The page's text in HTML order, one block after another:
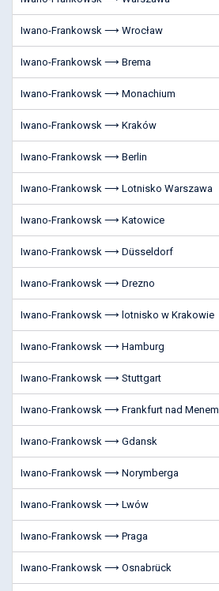
Iwano-Frankowsk ⟶ Wrocław
Iwano-Frankowsk ⟶ Brema
Iwano-Frankowsk ⟶ Monachium
Iwano-Frankowsk ⟶ Kraków
Iwano-Frankowsk ⟶ Berlin
Iwano-Frankowsk ⟶ Lotnisko Warszawa
Iwano-Frankowsk ⟶ Katowice
Iwano-Frankowsk ⟶ Düsseldorf
Iwano-Frankowsk ⟶ Drezno
Iwano-Frankowsk ⟶ lotnisko w Krakowie
Iwano-Frankowsk ⟶ Hamburg
Iwano-Frankowsk ⟶ Stuttgart
Iwano-Frankowsk ⟶ Frankfurt nad Menem
Iwano-Frankowsk ⟶ Gdansk
Iwano-Frankowsk ⟶ Norymberga
Iwano-Frankowsk ⟶ Lwów
Iwano-Frankowsk ⟶ Praga
Iwano-Frankowsk ⟶ Osnabrück